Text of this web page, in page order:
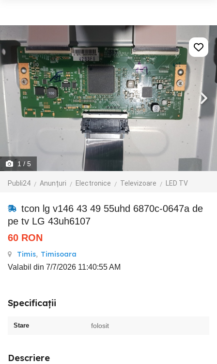
1 / 5
Publi24 Anunțuri Electronice Televizoare LED TV
tcon lg v146 43 49 55uhd 6870c-0647a de
pe tv LG 43uh6107
60 RON
Timis, Timisoara
Valabil din 7/7/2026 11:40:55 AM
Specificații
Stare folosit
Descriere